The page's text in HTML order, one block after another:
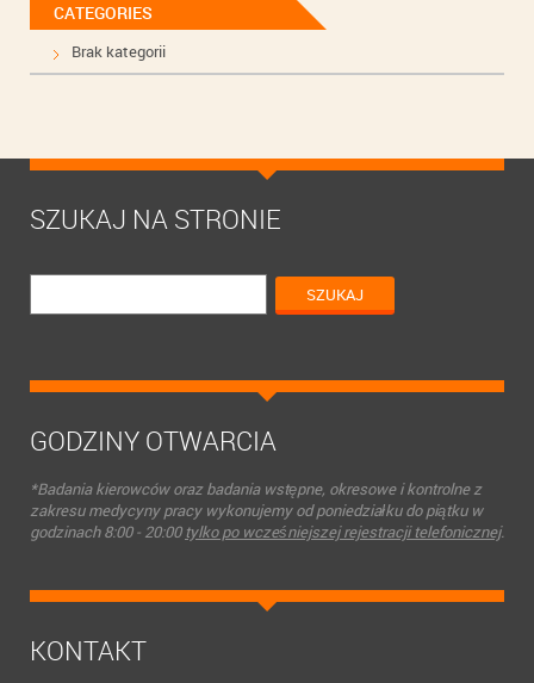
CATEGORIES
Brak kategorii
SZUKAJ NA STRONIE
GODZINY OTWARCIA
*Badania kierowców oraz badania wstępne, okresowe i kontrolne z
zakresu medycyny pracy wykonujemy od poniedziałku do piątku w
godzinach 8:00 - 20:00 tylko po wcześniejszej rejestracji telefonicznej.
KONTAKT